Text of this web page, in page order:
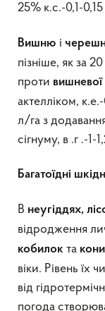
25% к.с.-0,1-
Вишню і
пізніше, як за
проти
актелліком,
л/га з
сігнуму, в .г .-
Багатоїдні
В неугіддях,
відродження
кобилок та
віки. Рівень їх
від
погода